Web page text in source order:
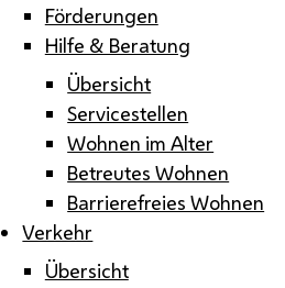
Förderungen
Hilfe & Beratung
Übersicht
Servicestellen
Wohnen im Alter
Betreutes Wohnen
Barrierefreies Wohnen
Verkehr
Übersicht